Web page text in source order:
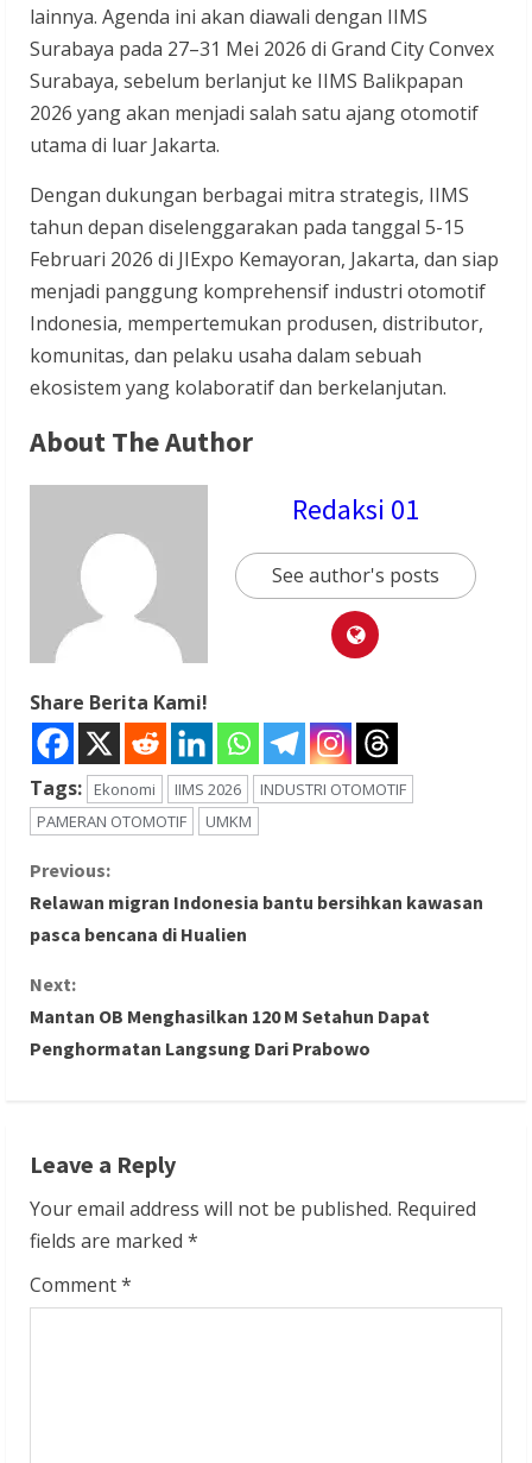
lainnya. Agenda ini akan diawali dengan IIMS
Surabaya pada 27–31 Mei 2026 di Grand City Convex
Surabaya, sebelum berlanjut ke IIMS Balikpapan
2026 yang akan menjadi salah satu ajang otomotif
utama di luar Jakarta.
Dengan dukungan berbagai mitra strategis, IIMS
tahun depan diselenggarakan pada tanggal 5-15
Februari 2026 di JIExpo Kemayoran, Jakarta, dan siap
menjadi panggung komprehensif industri otomotif
Indonesia, mempertemukan produsen, distributor,
komunitas, dan pelaku usaha dalam sebuah
ekosistem yang kolaboratif dan berkelanjutan.
About The Author
Redaksi 01
See author's posts
Share Berita Kami!
Tags: Ekonomi IIMS 2026
INDUSTRI OTOMOTIF
PAMERAN OTOMOTIF
UMKM
C
o
n
t
u
e
R
Previous:
Relawan migran Indonesia bantu bersihkan kawasan
pasca bencana di Hualien
Next:
Mantan OB Menghasilkan 120 M Setahun Dapat
Penghormatan Langsung Dari Prabowo
Leave a Reply
Your email address will not be published. Required
fields are marked *
Comment*